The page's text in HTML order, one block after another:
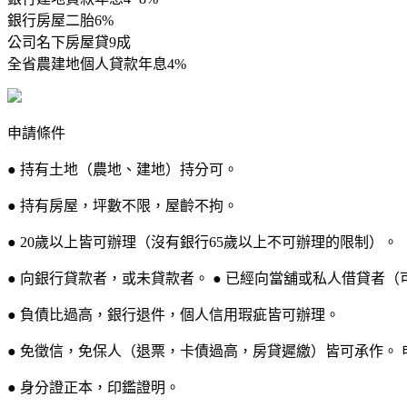
銀行房屋二胎6%
公司名下房屋貸9成
全省農建地個人貸款年息4%
申請條件
● 持有土地（農地、建地）持分可。
● 持有房屋，坪數不限，屋齡不拘。
● 20歲以上皆可辦理（沒有銀行65歲以上不可辦理的限制）。
● 向銀行貸款者，或未貸款者。 ● 已經向當舖或私人借貸者（
● 負債比過高，銀行退件，個人信用瑕疵皆可辦理。
● 免徵信，免保人（退票，卡債過高，房貸遲繳）皆可承作。
● 身分證正本，印鑑證明。